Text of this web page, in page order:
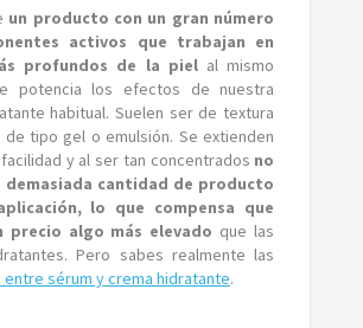
un producto con un gran número
activos que trabajan en
profundos de la pielal mismo
potencia los efectos de nuestra
habitual. Suelen ser de textura
de tipo gel o emulsión. Se extienden
y al ser tan concentrados no
demasiada cantidad de producto
lo que compensa que
precio algo más elevado que las
Pero sabes realmente las
sérum y crema hidratante.